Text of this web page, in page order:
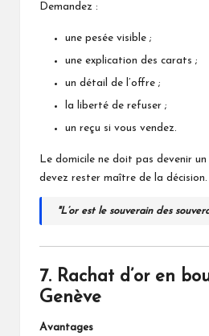
Demandez :
une pesée visible ;
une explication des carats ;
un détail de l’offre ;
la liberté de refuser ;
un reçu si vous vendez.
Le domicile ne doit pas devenir un
devez rester maître de la décision.
L’or est le souverain des
7. Rachat d’or en
Genève
Avantages